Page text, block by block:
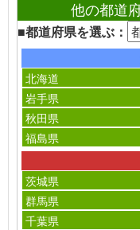
他の都道
■都道府県を選ぶ：
北海道
岩手県
秋田県
福島県
茨城県
群馬県
千葉県